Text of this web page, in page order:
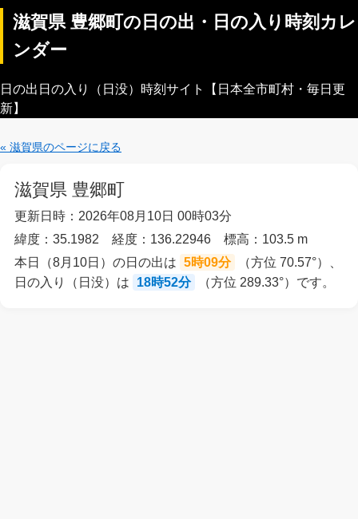
滋賀県 豊郷町の日の出・日の入り時刻カレ
ンダー
日の出日の入り（日没）時刻サイト【日本全市町村・毎日更
新】
« 滋賀県のページに戻る
滋賀県 豊郷町
更新日時：2026年08月10日 00時03分
緯度：35.1982 経度：136.22946 標高：103.5 m
本日（8月10日）の日の出は 5時09分
（方位 70.57°）、
日の入り（日没）は
18時52分 （方位 289.33°）です。